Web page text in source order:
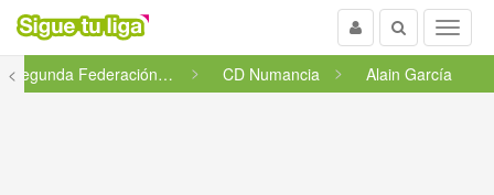
Menu
Buscar
Usuario
<
Segunda Federación - Grupo 1 ... CD Numancia Alain García